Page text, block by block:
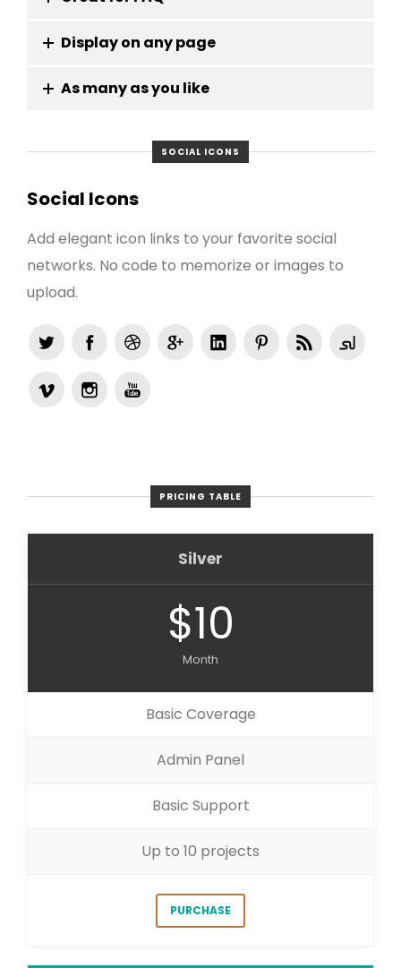
Display on any page
As many as you like
SOCIAL ICONS
Social Icons
Add elegant icon links to your favorite social
networks. No code to memorize or images to
upload.
PRICING TABLE
Silver
$10
Month
Basic Coverage
Admin Panel
Basic Support
Up to 10 projects
PURCHASE